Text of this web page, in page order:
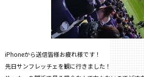
iPhoneから送信皆様お疲れ様です！
先日サンフレッチェを観に行きました！